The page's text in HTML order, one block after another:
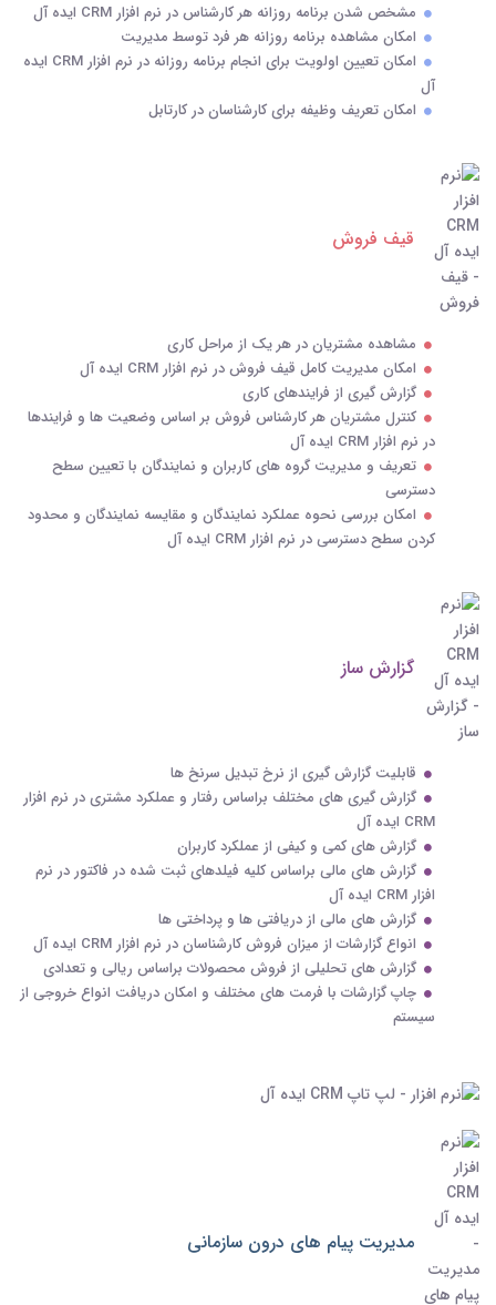
مشخص شدن برنامه روزانه هر کارشناس در نرم افزار CRM ایده آل
امکان مشاهده برنامه روزانه هر فرد توسط مدیریت
امکان تعیین اولویت برای انجام برنامه روزانه در نرم افزار CRM ایده
آل
امکان تعریف وظیفه برای کارشناسان در کارتابل
قیف فروش
مشاهده مشتریان در هر یک از مراحل کاری
امکان مدیریت کامل قیف فروش در نرم افزار CRM ایده آل
گزارش گیری از فرایندهای کاری
کنترل مشتریان هر کارشناس فروش بر اساس وضعیت ها و فرایندها
در نرم افزار CRM ایده آل
تعریف و مدیریت گروه های کاربران و نمایندگان با تعیین سطح
دسترسی
امکان بررسی نحوه عملکرد نمایندگان و مقایسه نمایندگان و محدود
کردن سطح دسترسی در نرم افزار CRM ایده آل
گزارش ساز
قابلیت گزارش گیری از نرخ تبدیل سرنخ ها
گزارش گیری های مختلف براساس رفتار و عملکرد مشتری در نرم افزار
CRM ایده آل
گزارش های کمی و کیفی از عملکرد کاربران
گزارش های مالی براساس کلیه فیلدهای ثبت شده در فاکتور در نرم
افزار CRM ایده آل
گزارش های مالی از دریافتی ها و پرداختی ها
انواع گزارشات از میزان فروش کارشناسان در نرم افزار CRM ایده آل
گزارش های تحلیلی از فروش محصولات براساس ریالی و تعدادی
چاپ گزارشات با فرمت های مختلف و امکان دریافت انواع خروجی از
سیستم
مدیریت پیام های درون سازمانی